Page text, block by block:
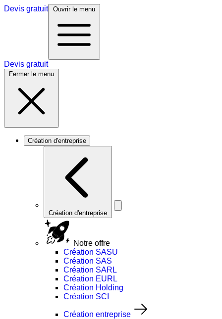
Devis gratuit Ouvrir le menu
Devis gratuit
Fermer le menu
Création d'entreprise
Création d'entreprise
Notre offre
Création SASU
Création SAS
Création SARL
Création EURL
Création Holding
Création SCI
Création entreprise